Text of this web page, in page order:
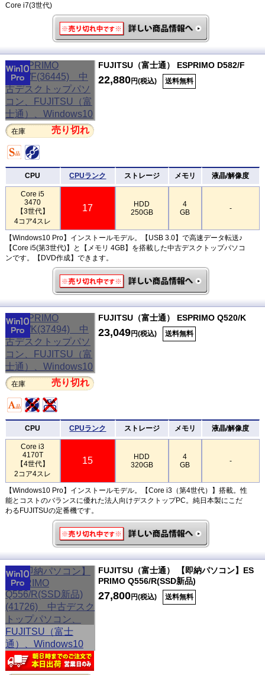
Core i7(3世代)
在庫 売り切れ
FUJITSU（富士通） ESPRIMO D582/F
22,880円(税込) 送料無料
CPU CPUランク ストレージ メモリ 液晶/解像度
Core i5
3470
【3世代】
4コア4スレ
17
HDD
250GB
4
GB
-
【Windows10 Pro】インストールモデル。【USB 3.0】で高速データ転送♪
【Core i5(第3世代)】と【メモリ 4GB】を搭載した中古デスクトップパソコ
ンです。【DVD作成】できます。
在庫 売り切れ
FUJITSU（富士通） ESPRIMO Q520/K
23,049円(税込) 送料無料
CPU CPUランク ストレージ メモリ 液晶/解像度
Core i3
4170T
【4世代】
2コア4スレ
15
HDD
320GB
4
GB
-
【Windows10 Pro】インストールモデル。【Core i3（第4世代）】搭載。性
能とコストのバランスに優れた法人向けデスクトップPC。純日本製にこだ
わるFUJITSUの定番機です。
FUJITSU（富士通） 【即納パソコン】ES
PRIMO Q556/R(SSD新品)
27,800円(税込) 送料無料